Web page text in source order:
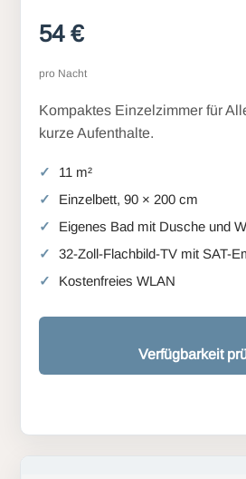
54 €
pro Nacht
Kompaktes Einzelzimmer für
kurze Aufenthalte.
11 m²
Einzelbett, 90 × 200 cm
Eigenes Bad mit Dusche und
32-Zoll-Flachbild-TV mit SAT-
Kostenfreies WLAN
Verfügbarkeit